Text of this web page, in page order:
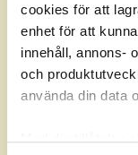
cookies för att
enhet för att
innehåll, annons-
och
använda din data
Med din tillåtelse
Amateur
för pojkar
Läs mer
divisioner.